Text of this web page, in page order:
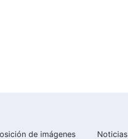
de imágenes Noticias